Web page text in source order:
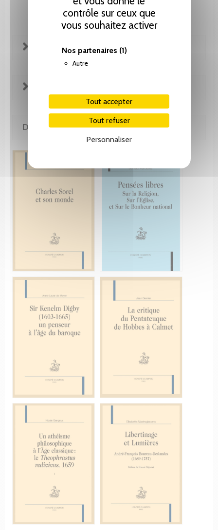
contrôle sur ceux que
vous souhaitez activer
Nos partenaires (1)
Autre
Tout accepter
Tout refuser
Personnaliser
FICHE TECHNIQUE
DE LA MÊME COLLECTION